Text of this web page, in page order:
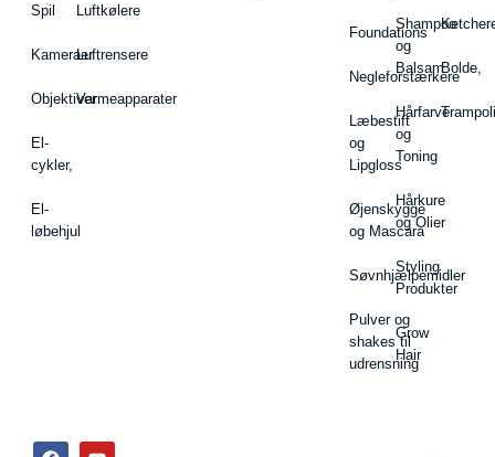
Spil
Kameraer
Objektiver
El-
cykler,
El-
løbehjul
Luftkølere
Luftrensere
Varmeapparater
Foundations
Negleforstærkere
Læbestift
og
Lipgloss
Øjenskygge
og Mascara
Søvnhjælpemidler
Pulver og
shakes til
udrensning
Shampoo
og
Balsam
Hårfarve
og
Toning
Hårkure
og Olier
Styling
Produkter
Grow
Hair
Bolde,